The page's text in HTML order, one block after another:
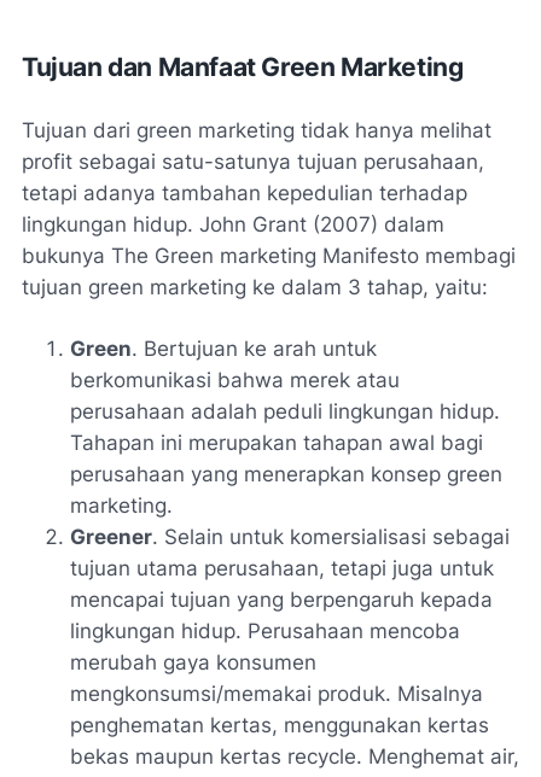
Tujuan dan Manfaat Green Marketing
Tujuan dari green marketing tidak hanya melihat
profit sebagai satu-satunya tujuan perusahaan,
tetapi adanya tambahan kepedulian terhadap
lingkungan hidup. John Grant (2007) dalam
bukunya The Green marketing Manifesto membagi
tujuan green marketing ke dalam 3 tahap, yaitu:
Green. Bertujuan ke arah untuk
berkomunikasi bahwa merek atau
perusahaan adalah peduli lingkungan hidup.
Tahapan ini merupakan tahapan awal bagi
perusahaan yang menerapkan konsep green
marketing.
Greener. Selain untuk komersialisasi sebagai
tujuan utama perusahaan, tetapi juga untuk
mencapai tujuan yang berpengaruh kepada
lingkungan hidup. Perusahaan mencoba
merubah gaya konsumen
mengkonsumsi/memakai produk. Misalnya
penghematan kertas, menggunakan kertas
bekas maupun kertas recycle. Menghemat air,